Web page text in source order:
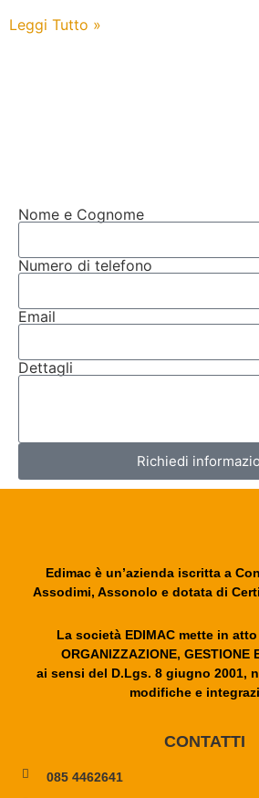
Leggi Tutto »
Nome e Cognome
Numero di telefono
Email
Dettagli
Richiedi
Edimac è un’azienda iscritta a
Assodimi, Assonolo e dotata di
La società EDIMAC mette in
ORGANIZZAZIONE, GESTIONE
ai sensi del D.Lgs. 8 giugno 2001,
modifiche e
CONTATTI
085 4462641